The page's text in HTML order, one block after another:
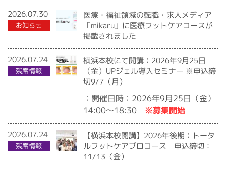
2026.07.30
お知らせ
医療・福祉領域の転職・求人メディア
「mikaru」に医療フットケアコースが
掲載されました
2026.07.24
残席情報
横浜本校にて開講：2026年9月25日
（金）UPジェル導入セミナー ※申込締
切9/7（月）
：開催日時：2026年9月25日（金）
14:00〜18:30 ※募集開始
2026.07.24
残席情報
【横浜本校開講】2026年後期：トータ
ルフットケアプロコース 申込締切：
11/13（金）